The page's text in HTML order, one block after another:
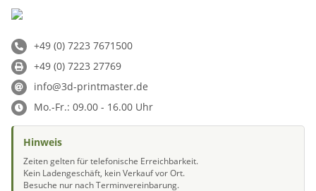
+49 (0) 7223 7671500
+49 (0) 7223 27769
info@3d-printmaster.de
Mo.-Fr.: 09.00 - 16.00 Uhr
Hinweis
Zeiten gelten für telefonische Erreichbarkeit.
Kein Ladengeschäft, kein Verkauf vor Ort.
Besuche nur nach Terminvereinbarung.